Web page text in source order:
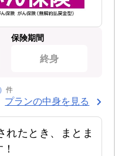
保険期間
終身
件
プランの中身を見る
れたとき、まとま